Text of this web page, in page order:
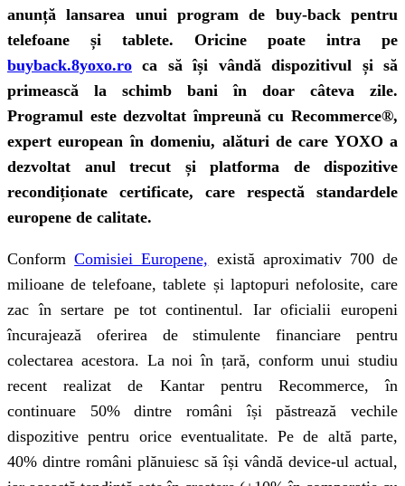
anunță lansarea unui program de buy-back pentru
telefoane și tablete. Oricine poate intra pe
buyback.8yoxo.ro ca să își vândă dispozitivul și să
primească la schimb bani în doar câteva zile.
Programul este dezvoltat împreună cu Recommerce®,
expert european în domeniu, alături de care YOXO a
dezvoltat anul trecut și platforma de dispozitive
recondiționate certificate, care respectă standardele
europene de calitate.
ConformComisiei Europene, există aproximativ 700 de
milioane de telefoane, tablete și laptopuri nefolosite, care
zac în sertare pe tot continentul. Iar oficialii europeni
încurajează oferirea de stimulente financiare pentru
colectarea acestora. La noi în țară, conform unui studiu
recent realizat de Kantar pentru Recommerce, în
continuare 50% dintre români își păstrează vechile
dispozitive pentru orice eventualitate. Pe de altă parte,
40% dintre români plănuiesc să își vândă device-ul actual,